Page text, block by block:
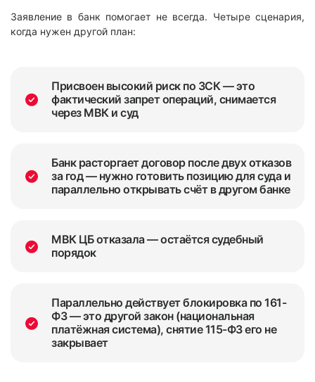
Заявление в банк помогает не всегда. Четыре сценария,
когда нужен другой план:
Присвоен высокий риск по ЗСК — это
фактический запрет операций, снимается
через МВК и суд
Банк расторгает договор после двух отказов
за год — нужно готовить позицию для суда и
параллельно открывать счёт в другом банке
МВК ЦБ отказала — остаётся судебный
порядок
Параллельно действует блокировка по 161-
ФЗ — это другой закон (национальная
платёжная система), снятие 115-ФЗ его не
закрывает